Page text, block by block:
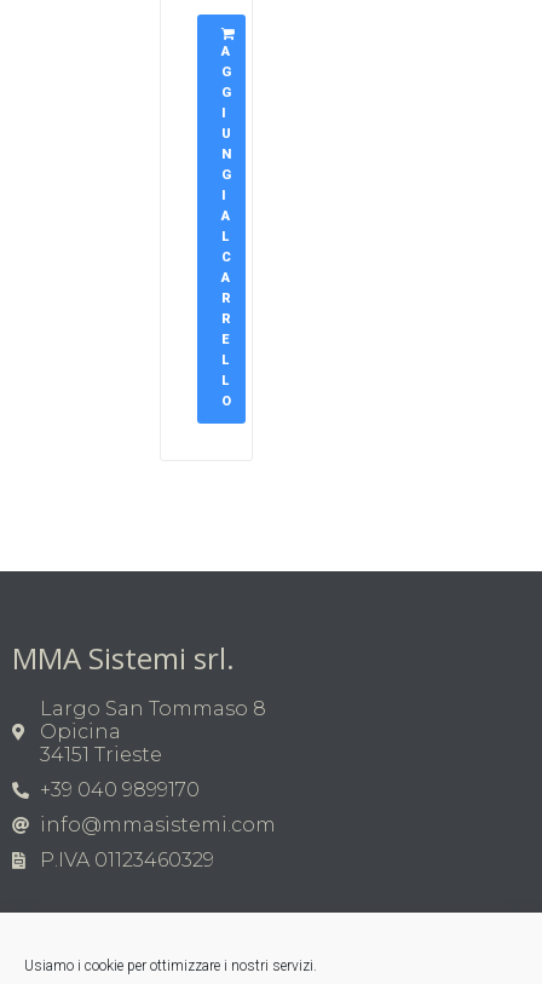
Usiamo i cookie per ottimizzare i nostri servizi.
A
G
G
U
N
G
A
L
C
A
R
R
E
L
L
O
MMA Sistemi srl.
Largo San Tommaso 8
Opicina
34151 Trieste
+39 040 9899170
info@mmasistemi.com
P.IVA 01123460329